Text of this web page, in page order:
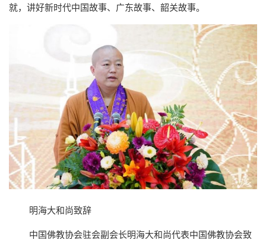
就，讲好新时代中国故事、广东故事、韶关故事。
明海大和尚致辞
中国佛教协会驻会副会长明海大和尚代表中国佛教协会致